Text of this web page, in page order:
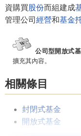
資購買股份而組建成
管理公司 經營和基金
公司型開放式
擴充其內容。
相關條目
封閉式基金
開放式基金